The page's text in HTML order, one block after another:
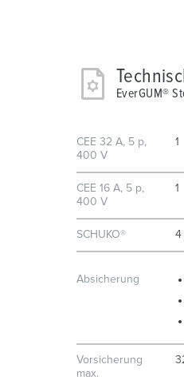
EverGUM®
CEE 32 A, 5 p,
400 V
1
CEE 16 A, 5 p,
400 V
1
SCHUKO® 4
Absicherung
Vorsicherung
max.